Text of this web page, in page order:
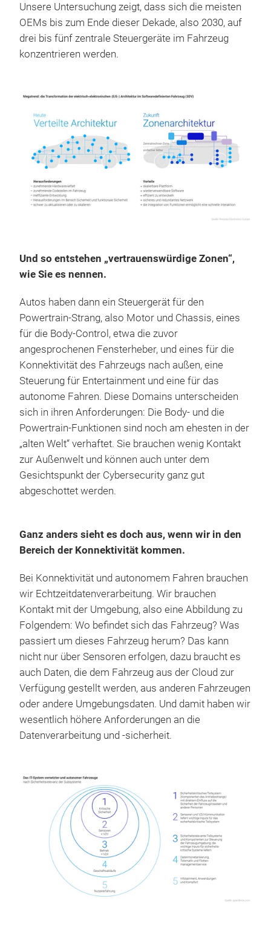
Unsere Untersuchung zeigt, dass sich die meisten
OEMs bis zum Ende dieser Dekade, also 2030, auf
drei bis fünf zentrale Steuergeräte im Fahrzeug
konzentrieren werden.
Und so entstehen „vertrauenswürdige Zonen“,
wie Sie es nennen.
Autos haben dann ein Steuergerät für den
Powertrain-Strang, also Motor und Chassis, eines
für die Body-Control, etwa die zuvor
angesprochenen Fensterheber, und eines für die
Konnektivität des Fahrzeugs nach außen, eine
Steuerung für Entertainment und eine für das
autonome Fahren. Diese Domains unterscheiden
sich in ihren Anforderungen: Die Body- und die
Powertrain-Funktionen sind noch am ehesten in der
„alten Welt“ verhaftet. Sie brauchen wenig Kontakt
zur Außenwelt und können auch unter dem
Gesichtspunkt der Cybersecurity ganz gut
abgeschottet werden.
Ganz anders sieht es doch aus, wenn wir in den
Bereich der Konnektivität kommen.
Bei Konnektivität und autonomem Fahren brauchen
wir Echtzeitdatenverarbeitung. Wir brauchen
Kontakt mit der Umgebung, also eine Abbildung zu
Folgendem: Wo befindet sich das Fahrzeug? Was
passiert um dieses Fahrzeug herum? Das kann
nicht nur über Sensoren erfolgen, dazu braucht es
auch Daten, die dem Fahrzeug aus der Cloud zur
Verfügung gestellt werden, aus anderen Fahrzeugen
oder andere Umgebungsdaten. Und damit haben wir
wesentlich höhere Anforderungen an die
Datenverarbeitung und -sicherheit.